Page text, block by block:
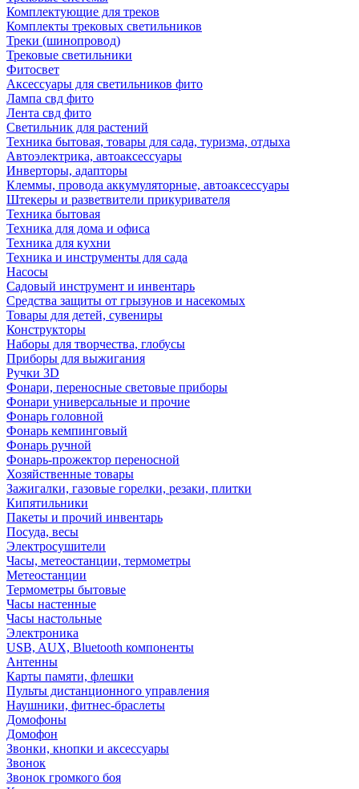
Комплектующие для треков
Комплекты трековых светильников
Треки (шинопровод)
Трековые светильники
Фитосвет
Аксессуары для светильников фито
Лампа свд фито
Лента свд фито
Светильник для растений
Техника бытовая, товары для сада, туризма, отдыха
Автоэлектрика, автоаксессуары
Инверторы, адапторы
Клеммы, провода аккумуляторные, автоаксессуары
Штекеры и разветвители прикуривателя
Техника бытовая
Техника для дома и офиса
Техника для кухни
Техника и инструменты для сада
Насосы
Садовый инструмент и инвентарь
Средства защиты от грызунов и насекомых
Товары для детей, сувениры
Конструкторы
Наборы для творчества, глобусы
Приборы для выжигания
Ручки 3D
Фонари, переносные световые приборы
Фонари универсальные и прочие
Фонарь головной
Фонарь кемпинговый
Фонарь ручной
Фонарь-прожектор переносной
Хозяйственные товары
Зажигалки, газовые горелки, резаки, плитки
Кипятильники
Пакеты и прочий инвентарь
Посуда, весы
Электросушители
Часы, метеостанции, термометры
Метеостанции
Термометры бытовые
Часы настенные
Часы настольные
Электроника
USB, AUX, Bluetooth компоненты
Антенны
Карты памяти, флешки
Пульты дистанционного управления
Наушники, фитнес-браслеты
Домофоны
Домофон
Звонки, кнопки и аксессуары
Звонок
Звонок громкого боя